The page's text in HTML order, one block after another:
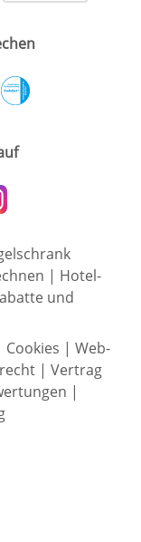
| Hotel-
und
Cookies | Web-
| Vertrag
|